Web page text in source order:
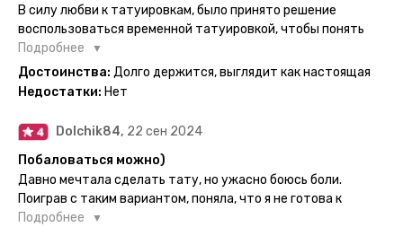
нанесла одну из них и сейчас жду результата. Всё очень
понятно объяснено, отдельным плюсом для меня стала
картинка с обозначениями тех мечт, где тату будет
держаться дольше всего. В общем всём советую и
рекомендую, буду заказывать ещё))
В силу любви к татуировкам, было принято решение
воспользоваться временной татуировкой, чтобы понять
хочется набивать настоящую или нет, как оказалось
смысла набивать нет, ведь можно постоянно делать
временные татуировки и в случае если одна не понравится
больше ничего и не нужно.
Подробнее
Достоинства: Долго держится, выглядит как настоящая
Недостатки: Нет
Dolchik84, 22 сен 2024
Побаловаться можно)
Давно мечтала сделать тату, но ужасно боюсь боли.
Поиграв с таким вариантом, поняла, что я не готова к
постоянной тату. Поэтому благодарю, что есть такая
Подробнее